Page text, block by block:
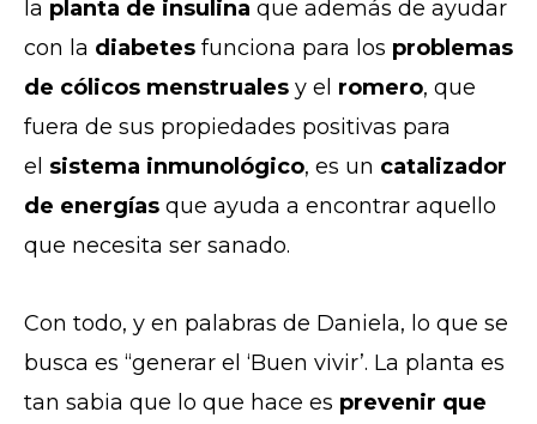
la planta de insulina que además de ayudar
con la diabetes funciona para los problemas
de cólicos menstruales y el romero, que
fuera de sus propiedades positivas para
el sistema inmunológico, es un catalizador
de energías que ayuda a encontrar aquello
que necesita ser sanado.
Con todo, y en palabras de Daniela, lo que se
busca es “generar el ‘Buen vivir’. La planta es
tan sabia que lo que hace es prevenir que